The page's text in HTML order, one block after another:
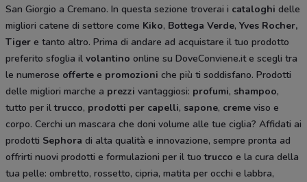
San Giorgio a Cremano. In questa sezione troverai i cataloghi delle
migliori catene di settore come Kiko, Bottega Verde, Yves Rocher,
Tiger e tanto altro. Prima di andare ad acquistare il tuo prodotto
preferito sfoglia il volantino online su DoveConviene.it e scegli tra
le numerose offerte e promozioni che più ti soddisfano. Prodotti
delle migliori marche a prezzi vantaggiosi: profumi, shampoo,
tutto per iltrucco, prodotti per capelli, sapone, creme viso e
corpo. Cerchi un mascara che doni volume alle tue ciglia? Affidati ai
prodotti Sephora di alta qualità e innovazione, sempre pronta ad
offrirti nuovi prodotti e formulazioni per il tuotrucco e la cura della
tua pelle: ombretto, rossetto, cipria, matita per occhi e labbra,